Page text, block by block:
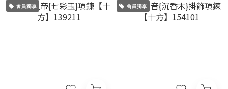
會員獨享 會員獨享